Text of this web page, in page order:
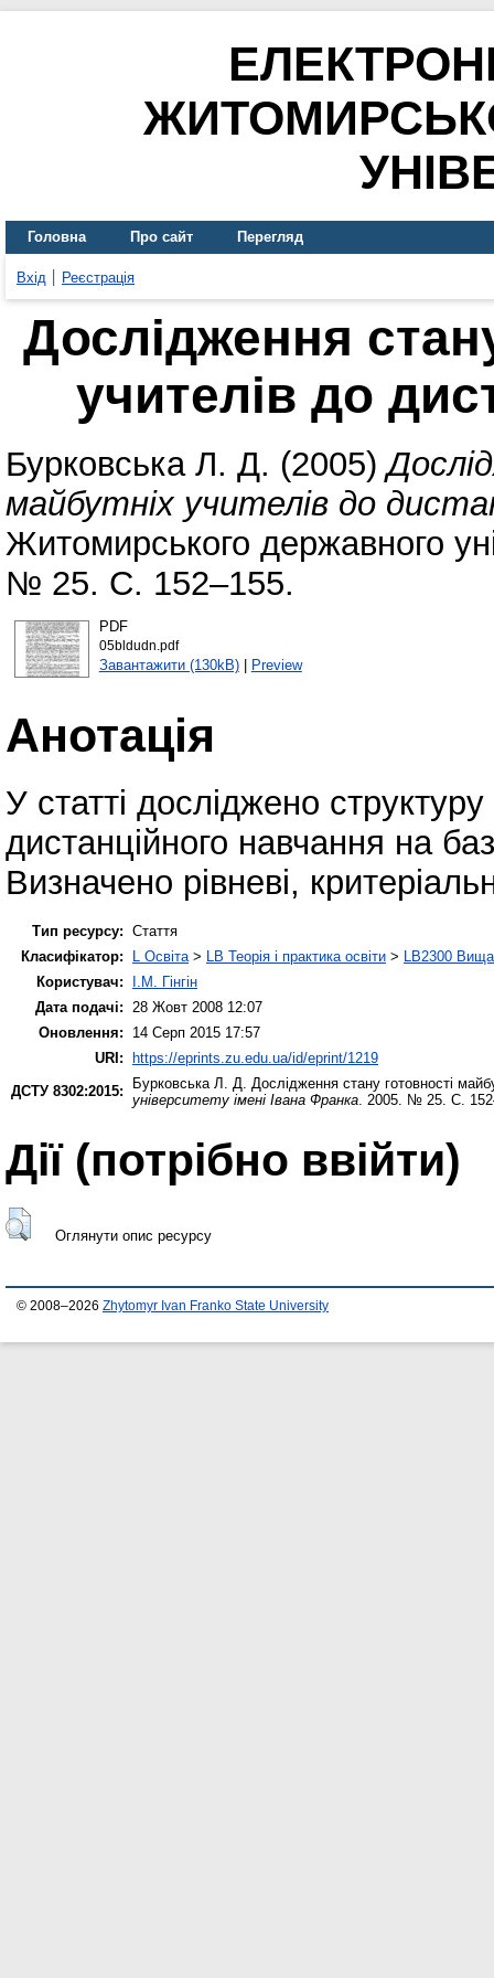
Головна Про сайт Перегляд
Вхід Реєстрація
Дослідження
учителів до
Бурковська Л. Д. (2005)
майбутніх учителів до
Житомирського державного
№ 25. С. 152–155.
PDF
05bldudn.pdf
Завантажити (130kB)| Preview
Анотація
У статті досліджено
дистанційного навчання на
Визначено рівневі,
Тип ресурсу: Стаття
Класифікатор:
L Освіта > LB Теорія і практика освіти > LB2300 Вища
Користувач:
І.М. Гінгін
Дата подачі:
28 Жовт 2008 12:07
Оновлення:
14 Серп 2015 17:57
URI: https://eprints.zu.edu.ua/id/eprint/1219
ДСТУ 8302:2015:
Бурковська Л. Д.
Дослідження стану готовності
університету імені Івана Франка . 2005. № 25. С.
Дії ​​(потрібно ввійти)
Оглянути опис ресурсу
© 2008–2026 Zhytomyr Ivan Franko State University